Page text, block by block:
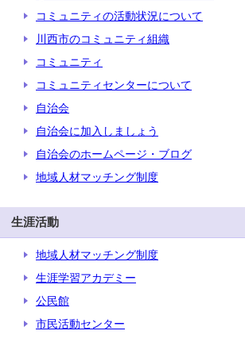
コミュニティの活動状況について
川西市のコミュニティ組織
コミュニティ
コミュニティセンターについて
自治会
自治会に加入しましょう
自治会のホームページ・ブログ
地域人材マッチング制度
生涯活動
地域人材マッチング制度
生涯学習アカデミー
公民館
市民活動センター